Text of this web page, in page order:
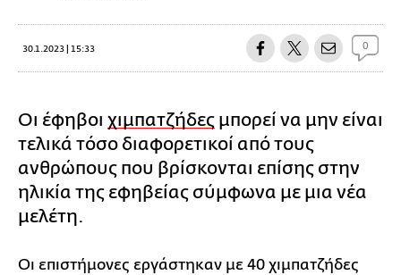
30.1.2023 | 15:33 0
Οι έφηβοι χιμπατζήδες μπορεί να μην είναι
τελικά τόσο διαφορετικοί από τους
ανθρώπους που βρίσκονται επίσης στην
ηλικία της εφηβείας σύμφωνα με μια νέα
μελέτη.
Οι επιστήμονες εργάστηκαν με 40 χιμπατζήδες